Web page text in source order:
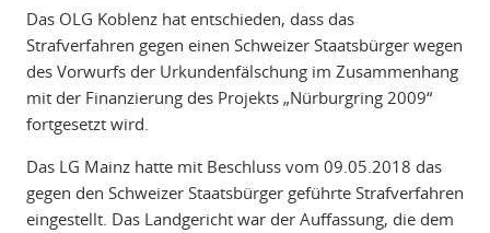
Das OLG Koblenz hat entschieden, dass das
Strafverfahren gegen einen Schweizer Staatsbürger wegen
des Vorwurfs der Urkundenfälschung im Zusammenhang
mit der Finanzierung des Projekts „Nürburgring 2009“
fortgesetzt wird.
Das LG Mainz hatte mit Beschluss vom 09.05.2018 das
gegen den Schweizer Staatsbürger geführte Strafverfahren
eingestellt. Das Landgericht war der Auffassung, die dem